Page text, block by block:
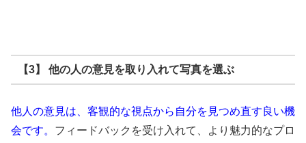
【3】 他の人の意見を取り入れて写真を選ぶ
他人の意見は、客観的な視点から自分を見つめ直す良い機
会です。 フィードバックを受け入れて、より魅力的なプロ